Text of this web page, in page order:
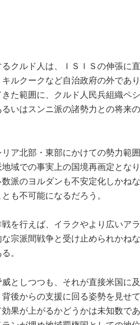
クルド人は、ＩＳＩＳの伸張に
ルクークなど自治政府の外であ
た範囲に、クルド人民兵組織ペ
いはスンニ派の諸勢力との将来
ア北部・東部にかけての勢力範
域での事実上の国境再画定とな
派のヨルダンも不安定化しかねな
も不可能になるだろう。
を行えば、イラクやより広いア
宗派間戦争と受け止められかねな
。
としつつも、それが直接米国に
後からの支援に回る姿勢を見せ
果が上がるかどうかは未知数であ